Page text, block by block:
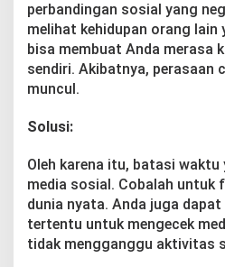
a
n
S
t
perbandingan sosial yang
melihat kehidupan orang lain
bisa membuat Anda merasa
sendiri. Akibatnya, perasaan
muncul.
Solusi:
Oleh karena itu, batasi waktu
media sosial. Cobalah untuk
dunia nyata. Anda juga
tertentu untuk mengecek
tidak mengganggu aktivitas